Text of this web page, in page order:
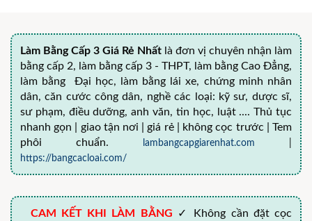
Làm Bằng Cấp 3 Giá Rẻ Nhất là đơn vị chuyên nhận làm
bằng cấp 2, làm bằng cấp 3 - THPT, làm bằng Cao Đẳng,
làm bằng Đại học, làm bằng lái xe, chứng minh nhân
dân, căn cước công dân, nghề các loại: kỹ sư, dược sĩ,
sư phạm, điều dưỡng, anh văn, tin học, luật .... Thủ tục
nhanh gọn | giao tận nơi | giá rẻ | không cọc trước | Tem
phôi chuẩn.
lambangcapgiarenhat.com
https://bangcacloai.com/
CAM KẾT KHI LÀM BẰNG ✓ Không cần đặt cọc